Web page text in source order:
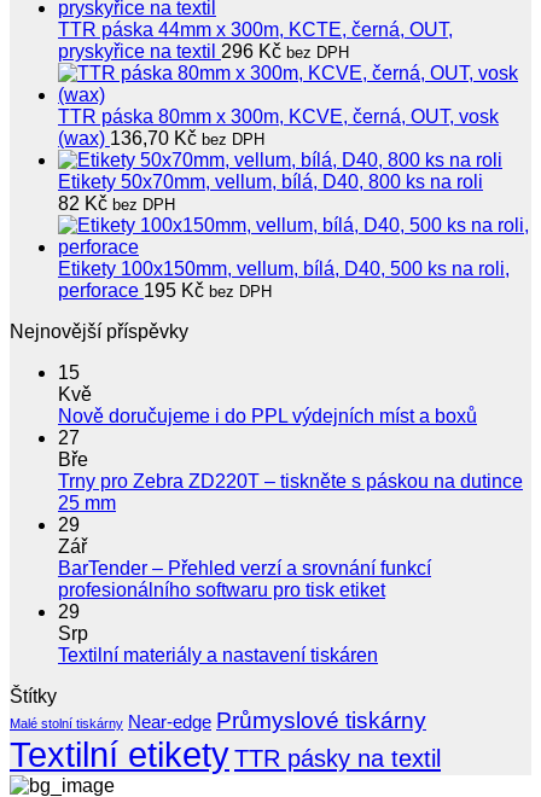
TTR páska 44mm x 300m, KCTE, černá, OUT,
pryskyřice na textil 296 Kč bez DPH
TTR páska 80mm x 300m, KCVE, černá, OUT, vosk
(wax) 136,70 Kč bez DPH
Etikety 50x70mm, vellum, bílá, D40, 800 ks na roli
82 Kč bez DPH
Etikety 100x150mm, vellum, bílá, D40, 500 ks na roli,
perforace 195 Kč bez DPH
Nejnovější příspěvky
15
Kvě
Nově doručujeme i do PPL výdejních míst a boxů
textu
27
Bře
Trny pro Zebra ZD220T – tiskněte s páskou na dutince
25 mmŽádné
textu
s
pro
–
tiskněte
páskou
29
Zář
BarTender – Přehled verzí a srovnání funkcí
profesionálního softwaru pro tisk etiketŽádné
BarTender
Přehled
29
Srp
Textilní materiály a nastavení tiskáren
textu
názvem
Štítky
Malé stolní tiskárny Near-edge Průmyslové tiskárny
Textilní etiketyTTR pásky na textil